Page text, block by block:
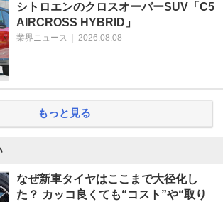
シトロエンのクロスオーバーSUV「C5
AIRCROSS HYBRID」
業界ニュース 2026.08.08
もっと見る
なぜ新車タイヤはここまで大径化し
た？ カッコ良くても“コスト”や“取り